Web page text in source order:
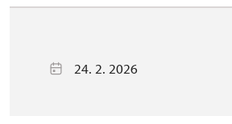
24. 2. 2026